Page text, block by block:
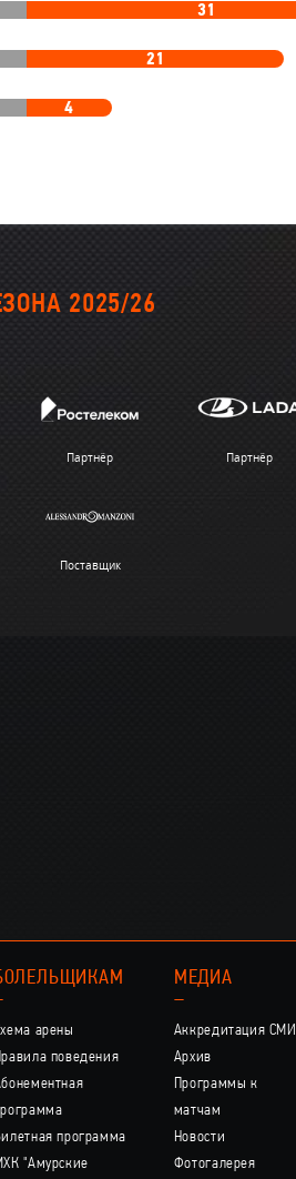
31
21
4
2025/26
Партнёр Партнёр
Поставщик
арены
поведения
программа
"Амурские
МЕДИА
–
Аккредитация СМИ
Архив
Программы к
матчам
Новости
Фотогалерея